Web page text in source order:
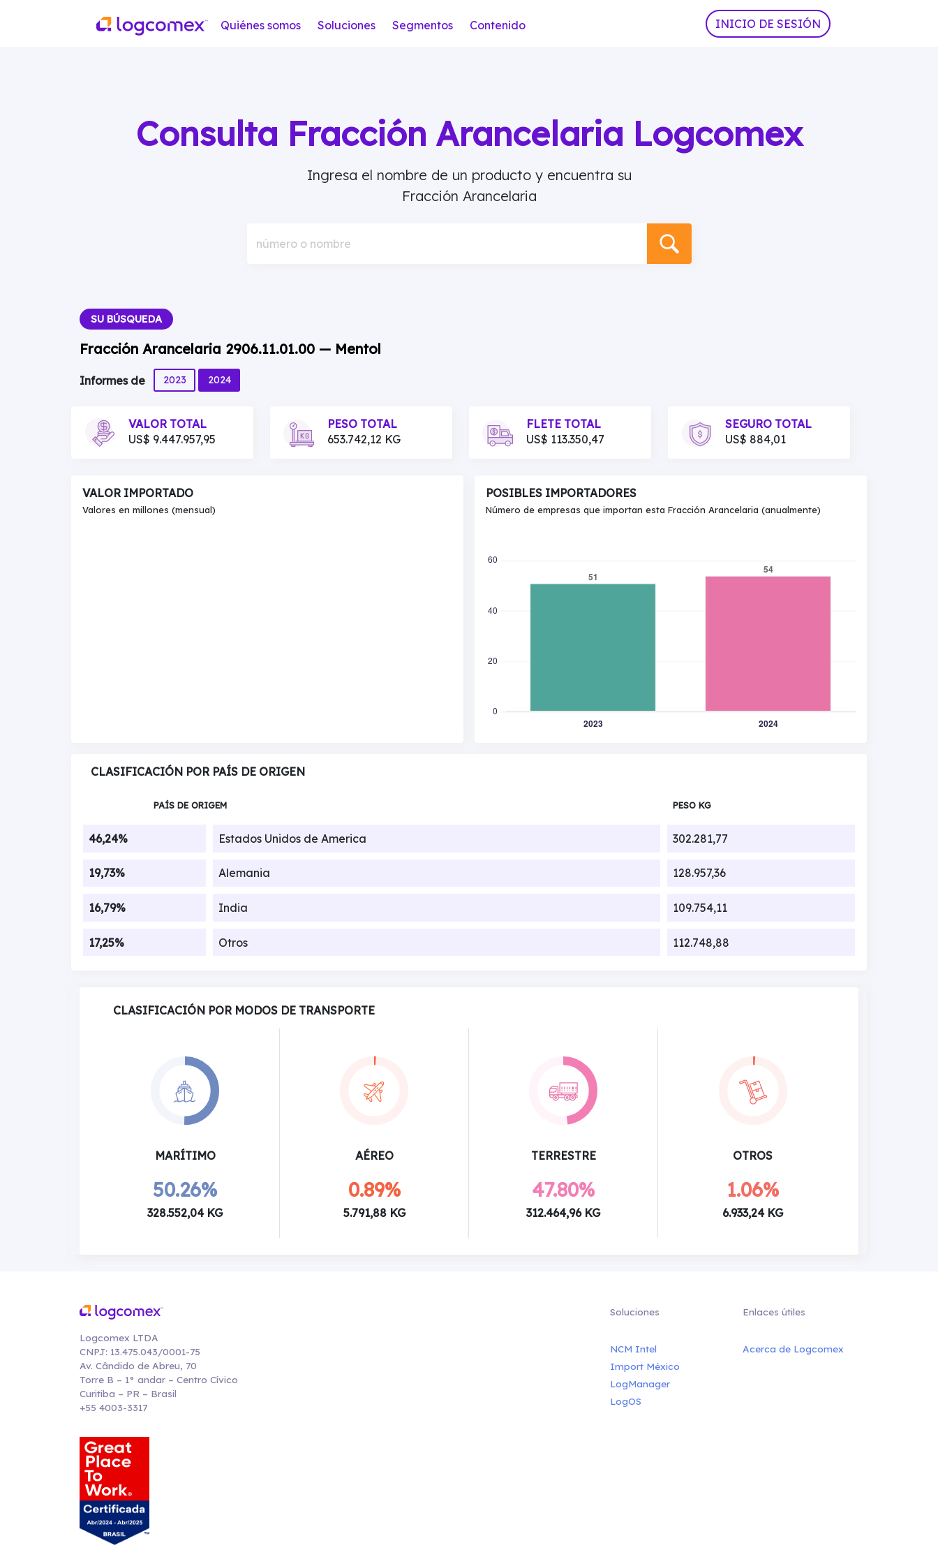
Quiénes somos Soluciones Segmentos Contenido INICIO DE SESIÓN
Consulta Fracción Arancelaria Logcomex
Ingresa el nombre de un producto y encuentra su
Fracción Arancelaria
número o nombre
SU BÚSQUEDA
Fracción Arancelaria 2906.11.01.00 — Mentol
Informes de 2023 2024
VALOR TOTAL
US$ 9.447.957,95
PESO TOTAL
653.742,12 KG
FLETE TOTAL
US$ 113.350,47
SEGURO TOTAL
US$ 884,01
VALOR IMPORTADO
Valores en millones (mensual)
POSIBLES IMPORTADORES
Número de empresas que importan esta Fracción Arancelaria (anualmente)
CLASIFICACIÓN POR PAÍS DE ORIGEN
PAÍS DE ORIGEM PESO KG
46,24% Estados Unidos de America 302.281,77
19,73% Alemania 128.957,36
16,79% India 109.754,11
17,25% Otros 112.748,88
CLASIFICACIÓN POR MODOS DE TRANSPORTE
MARÍTIMO
50.26%
328.552,04 KG
AÉREO
0.89%
5.791,88 KG
TERRESTRE
47.80%
312.464,96 KG
OTROS
1.06%
6.933,24 KG
Logcomex LTDA
CNPJ: 13.475.043/0001-75
Av. Cândido de Abreu, 70
Torre B – 1° andar – Centro Cívico
Curitiba – PR – Brasil
+55 4003-3317
Soluciones
NCM Intel
Import México
LogManager
LogOS
Enlaces útiles
Acerca de Logcomex